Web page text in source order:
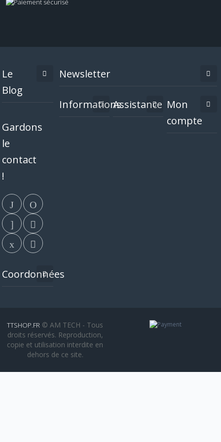
Le
Blog
Gardons
le
contact
!
Coordonnées
Newsletter
InformationsAssistance Mon
compte
TTSHOP.FR © AM TECH - Tous
droits réservés. Reproduction,
copie et utilisation interdite en
dehors de ce site.